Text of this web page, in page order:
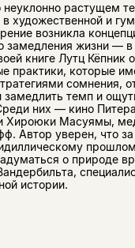
растущем
художественной и
возникла
замедления жизни —
книге Лутц Кёпник
практики, которые
сомнения,
темп и
них — кино
Хироюки Масуямы,
Автор уверен, что
о природе
истории.